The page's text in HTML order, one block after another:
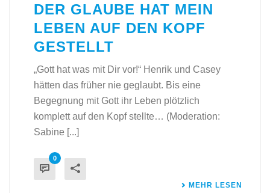
DER GLAUBE HAT MEIN
LEBEN AUF DEN KOPF
GESTELLT
„Gott hat was mit Dir vor!“ Henrik und Casey
hätten das früher nie geglaubt. Bis eine
Begegnung mit Gott ihr Leben plötzlich
komplett auf den Kopf stellte… (Moderation:
Sabine [...]
0
MEHR LESEN